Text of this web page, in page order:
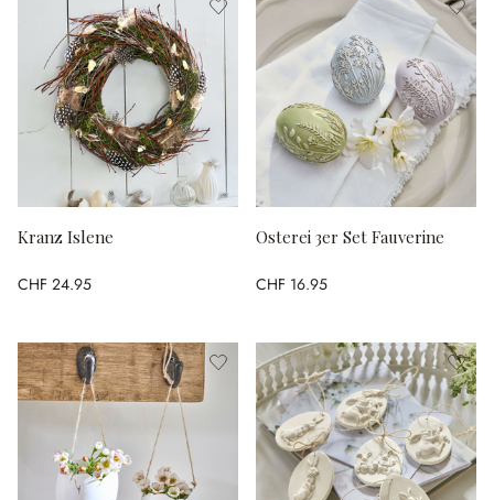
Kranz Islene
CHF 24.95
Osterei 3er Set Fauverine
CHF 16.95